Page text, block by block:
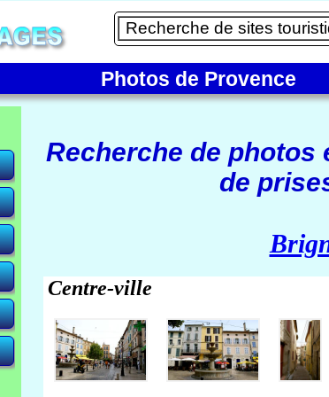
Photos de Provence
Recherche de photos
de
Centre-ville